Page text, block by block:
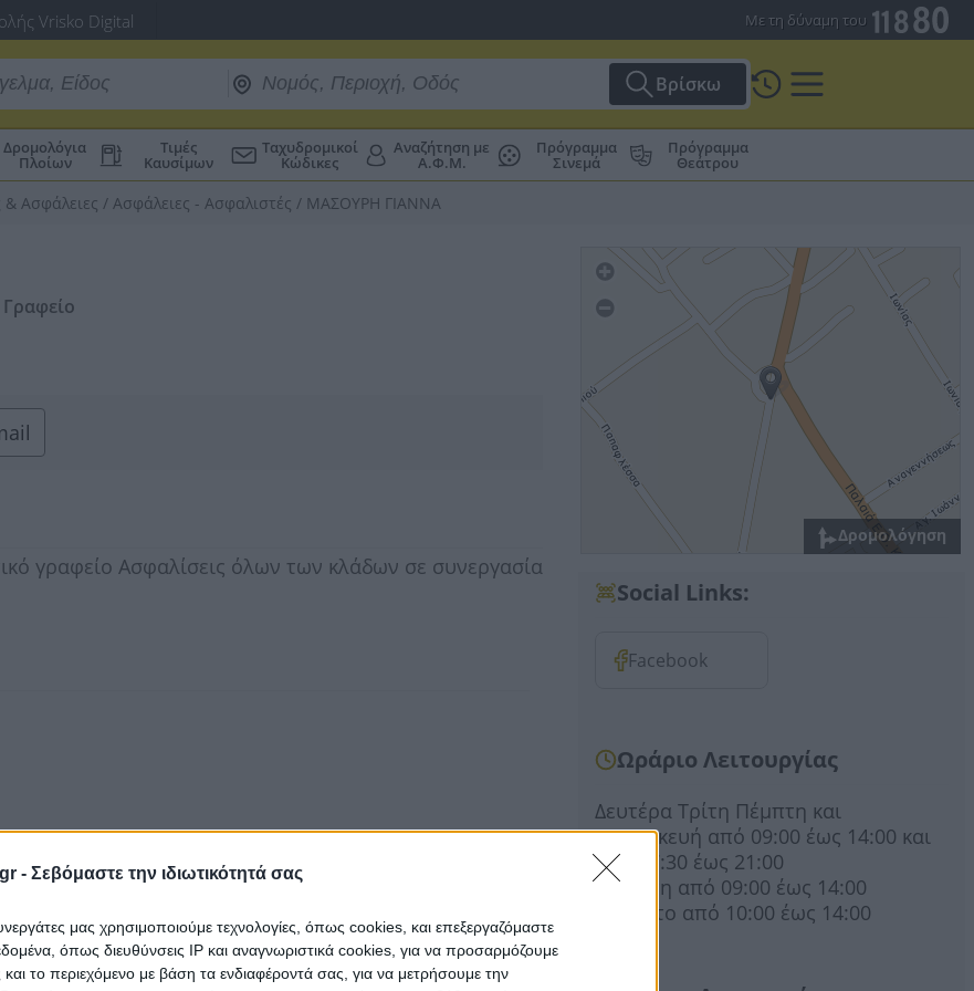
- Σεβόμαστε την ιδιωτικότητά σας
μας χρησιμοποιούμε τεχνολογίες, όπως cookies, και επεξεργαζόμαστε
όπως διευθύνσεις IP και αναγνωριστικά cookies, για να προσαρμόζουμε
και το περιεχόμενο με βάση τα ενδιαφέροντά σας, για να μετρήσουμε την
Vrisko Digital Με τη δύναμη του
Βρίσκω
Δρομολόγια
Πλοίων
Τιμές
Καυσίμων
Ταχυδρομικοί
Κώδικες
Αναζήτηση με
Α.Φ.Μ.
Πρόγραμμα
Σινεμά
Πρόγραμμα
Θεάτρου
& Ασφάλειες / Ασφάλειες - Ασφαλιστές / ΜΑΣΟΥΡΗ ΓΙΑΝΝΑ
γραφείο Ασφαλίσεις όλων των κλάδων σε συνεργασία
Δρομολόγηση
Social Links:
Facebook
Ωράριο Λειτουργίας
Δευτέρα Τρίτη Πέμπτη και
Παρασκευή από 09:00 έως 14:00 και
από 17:30 έως 21:00
Τετάρτη από 09:00 έως 14:00
Σάββατο από 10:00 έως 14:00